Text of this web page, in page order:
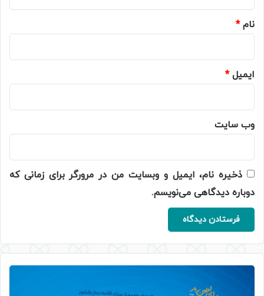
نام*
ایمیل*
وب‌ سایت
ذخیره نام، ایمیل و وبسایت من در مرورگر برای زمانی که
دوباره دیدگاهی می‌نویسم.